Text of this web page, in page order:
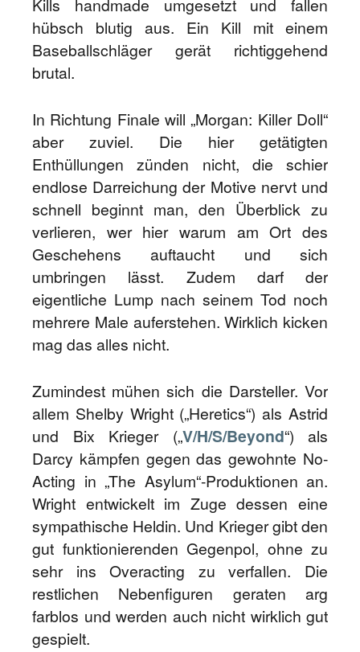
Kills handmade umgesetzt und fallen
hübsch blutig aus. Ein Kill mit einem
Baseballschläger gerät richtiggehend
brutal.
In Richtung Finale will „Morgan: Killer Doll“
aber zuviel. Die hier getätigten
Enthüllungen zünden nicht, die schier
endlose Darreichung der Motive nervt und
schnell beginnt man, den Überblick zu
verlieren, wer hier warum am Ort des
Geschehens auftaucht und sich
umbringen lässt. Zudem darf der
eigentliche Lump nach seinem Tod noch
mehrere Male auferstehen. Wirklich kicken
mag das alles nicht.
Zumindest mühen sich die Darsteller. Vor
allem Shelby Wright („Heretics“) als Astrid
und Bix Krieger („V/H/S/Beyond“) als
Darcy kämpfen gegen das gewohnte No-
Acting in „The Asylum“-Produktionen an.
Wright entwickelt im Zuge dessen eine
sympathische Heldin. Und Krieger gibt den
gut funktionierenden Gegenpol, ohne zu
sehr ins Overacting zu verfallen. Die
restlichen Nebenfiguren geraten arg
farblos und werden auch nicht wirklich gut
gespielt.